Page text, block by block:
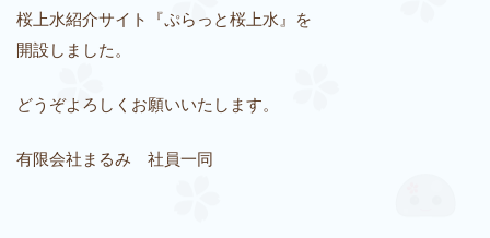
桜上水紹介サイト『ぷらっと桜上水』を
開設しました。
どうぞよろしくお願いいたします。
有限会社まるみ 社員一同